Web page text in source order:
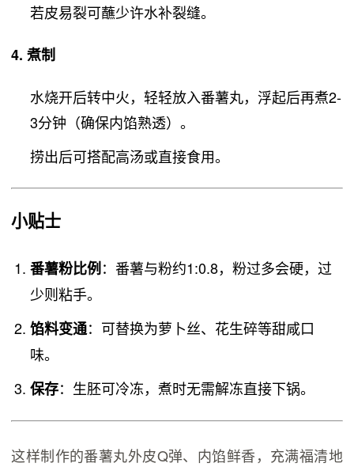
若皮易裂可蘸少许水补裂缝。
4. 煮制
水烧开后转中火，轻轻放入番薯丸，浮起后再煮2-
3分钟（确保内馅熟透）。
捞出后可搭配高汤或直接食用。
小贴士
番薯粉比例：番薯与粉约1:0.8，粉过多会硬，过
少则粘手。
馅料变通：可替换为萝卜丝、花生碎等甜咸口
味。
保存：生胚可冷冻，煮时无需解冻直接下锅。
这样制作的番薯丸外皮Q弹、内馅鲜香，充满福清地